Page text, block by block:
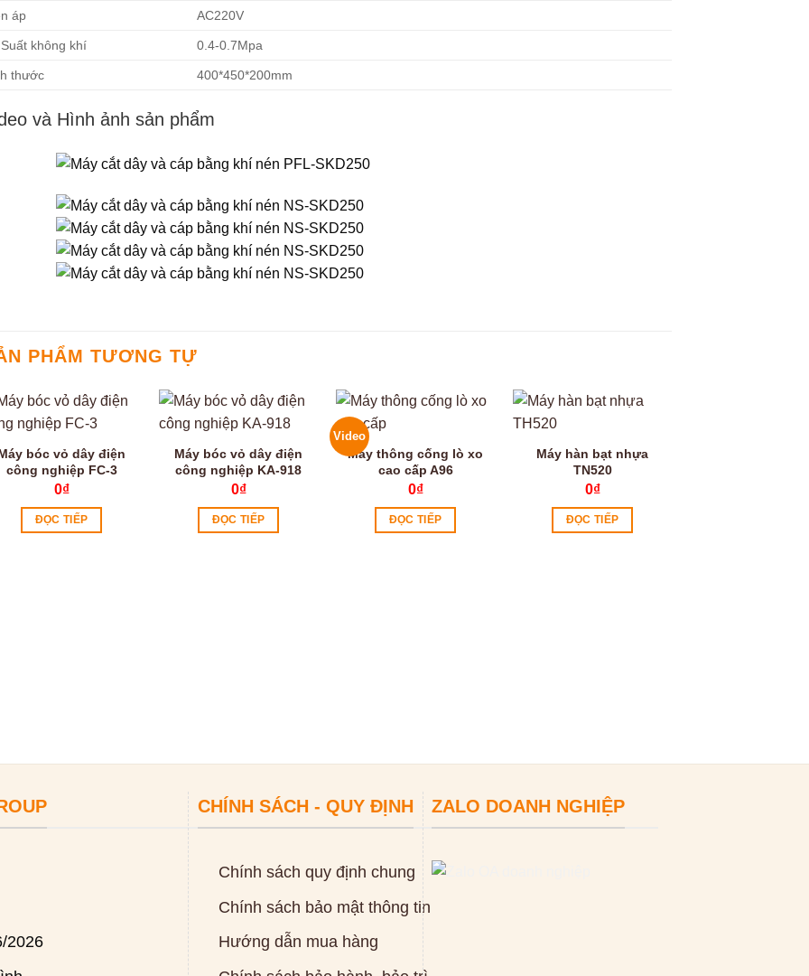
áp AC220V
không khí 0.4-0.7Mpa
thước 400*450*200mm
và Hình ảnh sản phẩm
PHẨM TƯƠNG TỰ
bóc vỏ dây điện
công nghiệp FC-3
0₫
ĐỌC TIẾP
Máy bóc vỏ dây điện
công nghiệp KA-918
0₫
ĐỌC TIẾP
Video
Máy thông cống lò xo
cao cấp A96
0₫
ĐỌC TIẾP
Máy hàn bạt nhựa
TN520
0₫
ĐỌC TIẾP
2026
CHÍNH SÁCH - QUY ĐỊNH
Chính sách quy định chung
Chính sách bảo mật thông tin
Hướng dẫn mua hàng
ZALO DOANH NGHIỆP